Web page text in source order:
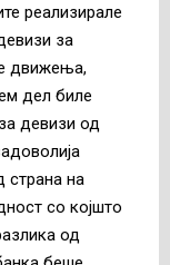
реализирале
за
движења,
дел биле
девизи од
страна на
со којшто
од